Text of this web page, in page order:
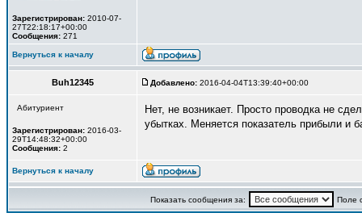
Зарегистрирован: 2010-07-
27T22:18:17+00:00
Сообщения: 271
Вернуться к началу
Buh12345 Добавлено: 2016-04-04T13:39:40+00:00
Абитуриент
Зарегистрирован: 2016-03-
29T14:48:32+00:00
Сообщения: 2
Нет, не возникает. Просто проводка не
убытках. Меняется показатель прибыли и
Вернуться к началу
Показать сообщения за: Поле